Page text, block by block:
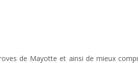
de Mayotte et ainsi de mieux